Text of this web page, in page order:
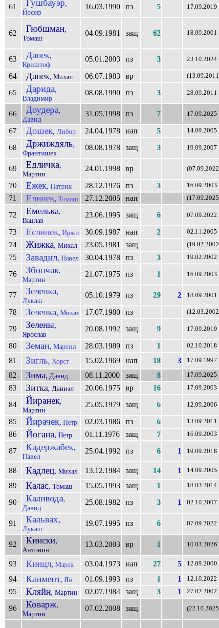
61 Гушбауэр,
Йосеф
16.03.1990 пз 5 17.09.2019
62 Гюбшман,
Томаш
04.09.1981 защ 62 18.09.2001
63 Данек,
Криштоф
05.01.2003 пз 3 23.10.2024
64 Данек, Михал 06.07.1983 вр
65 Дарида,
Владимир
08.08.1990 пз 3 28.09.2011
66 Доудера,
Давид
31.05.1998 пз 7 17.09.2025
67 Дошек, Либор 24.04.1978 нап 5 14.09.2005
68 Држиждяль,
Франтишек
08.08.1978 защ 3 19.09.2007
69 Едличка,
Мартин
24.01.1998 вр
70 Ежек, Патрик 28.12.1976 пз 3 16.09.2003
71 Елинек, Томаш 27.12.2005 нап
72 Емелька,
Вацлав
23.06.1995 защ 6 07.09.2022
73 Еслинек, Иржи 30.09.1987 нап 2 02.11.2005
74 Жижка, Михал 23.05.1981 защ
75 Завадил, Павел 30.04.1978 пз 3 19.02.2002
76 Збончак,
Мартин
21.07.1975 пз 1 16.09.2003
77 Зеленка,
Лукаш
05.10.1979 пз 29 2 18.09.2001
78 Зеленка, Михал 17.07.1980 пз
79 Зелены,
Ярослав
20.08.1992 защ 9 17.09.2019
80 Земан, Мартин 28.03.1989 пз 1 02.10.2018
81 Зигль, Хорст 15.02.1969 нап 18 3 17.09.1997
82 Зима, Давид 08.11.2000 защ 8 17.09.2025
83 Зитка, Даниэл 20.06.1975 вр 16 17.09.2003
84 Йиранек,
Мартин
25.05.1979 защ 6 12.09.2006
85 Йирачек, Петр 02.03.1986 пз 6 13.09.2011
86 Йогана, Петр 01.11.1976 защ 7 16.09.2003
87 Кадержабек,
Павел
25.04.1992 пз 6 1 19.09.2018
88 Кадлец, Михал 13.12.1984 защ 14 1 14.09.2005
89 Калас, Томаш 15.05.1993 защ 1 18.03.2014
90 Каливода,
Давид
25.08.1982 пз 3 1 02.10.2007
91 Кальвах,
Лукаш
19.07.1995 пз 6 07.09.2022
92 Кински,
Антонин
13.03.2003 вр 1 10.03.2026
93 Кинцл, Марек 03.04.1973 нап 27 5 12.09.2000
94 Климент, Ян 01.09.1993 пз 1 1 12.10.2022
95 Кляйн, Мартин 02.07.1984 защ 3 1 27.02.2002
96 Коварж,
Мартин
07.02.2008 защ